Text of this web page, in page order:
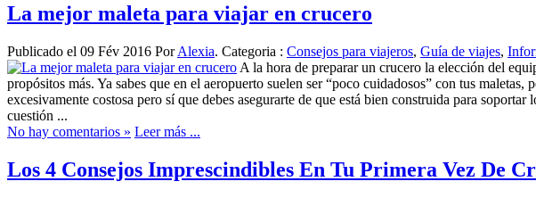
La mejor maleta para viajar en crucero
Publicado el 09 Fév 2016 PorAlexia. Categoria : Consejos para viajeros, Guía de viajes,
A la hora de preparar un crucero la elección del
propósitos más. Ya sabes que en el aeropuerto suelen ser “poco cuidadosos” con tus
excesivamente costosa pero sí que debes asegurarte de que está bien construida para
cuestión ...
No hay comentarios » Leer más ...
Los 4 Consejos Imprescindibles En Tu Primera Vez De